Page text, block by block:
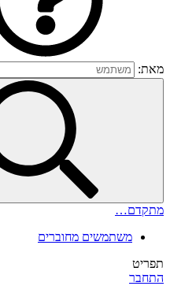
מאת:
מתקדם…
משתמשים מחוברים
תפריט
התחבר